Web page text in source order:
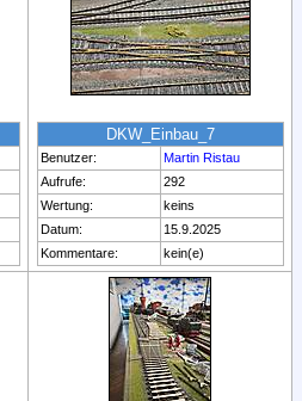
DKW_Einbau_7
Benutzer:
Martin Ristau
Aufrufe:
292
Wertung:
keins
Datum:
15.9.2025
Kommentare:
kein(e)